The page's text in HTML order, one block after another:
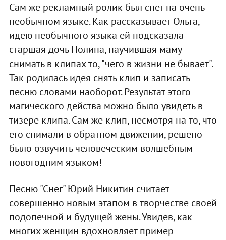
Сам же рекламный ролик был спет на очень
необычном языке. Как рассказывает Ольга,
идею необычного языка ей подсказала
старшая дочь Полина, научившая маму
снимать в клипах то, "чего в жизни не бывает".
Так родилась идея снять клип и записать
песню словами наоборот. Результат этого
магического действа можно было увидеть в
тизере клипа. Сам же клип, несмотря на то, что
его снимали в обратном движении, решено
было озвучить человеческим волшебным
новогодним языком!
Песню "Снег" Юрий Никитин считает
совершенно новым этапом в творчестве своей
подопечной и будущей жены. Увидев, как
многих женщин вдохновляет пример